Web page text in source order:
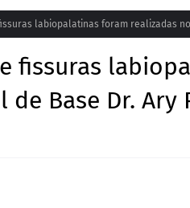
labiopalatinas foram realizadas
fissuras
Base Dr. Ary